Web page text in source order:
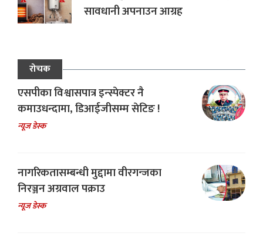
सावधानी अपनाउन आग्रह
रोचक
एसपीका विश्वासपात्र इन्स्पेक्टर नै
कमाउधन्दामा, डिआईजीसम्म सेटिङ !
न्यूज डेस्क
नागरिकतासम्बन्धी मुद्दामा वीरगन्जका
निरञ्जन अग्रवाल पक्राउ
न्यूज डेस्क